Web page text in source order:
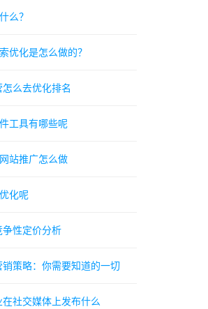
么？
优化是怎么做的？
么去优化排名
工具有哪些呢
站推广怎么做
化呢
性定价分析
策略：你需要知道的一切
在社交媒体上发布什么